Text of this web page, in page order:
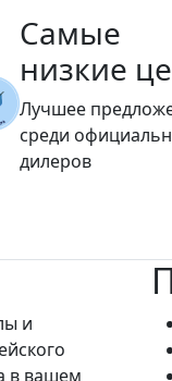
Самые
низкие
Лучшее
среди
дилеров
и
в вашем